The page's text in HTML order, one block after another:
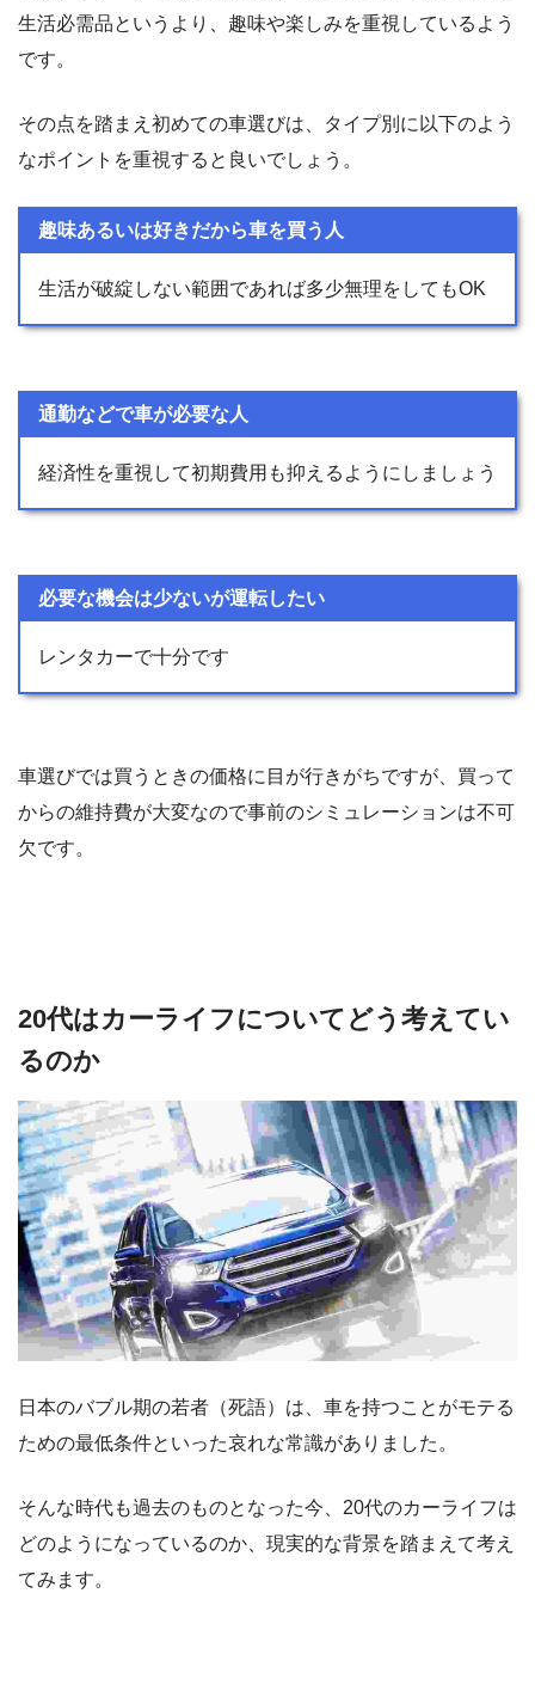
生活必需品というより、趣味や楽しみを重視しているよう
です。
その点を踏まえ初めての車選びは、タイプ別に以下のよう
なポイントを重視すると良いでしょう。
趣味あるいは好きだから車を買う人
生活が破綻しない範囲であれば多少無理をしてもOK
通勤などで車が必要な人
経済性を重視して初期費用も抑えるようにしましょう
必要な機会は少ないが運転したい
レンタカーで十分です
車選びでは買うときの価格に目が行きがちですが、買って
からの維持費が大変なので事前のシミュレーションは不可
欠です。
20代はカーライフについてどう考えてい
るのか
日本のバブル期の若者（死語）は、車を持つことがモテる
ための最低条件といった哀れな常識がありました。
そんな時代も過去のものとなった今、20代のカーライフは
どのようになっているのか、現実的な背景を踏まえて考え
てみます。